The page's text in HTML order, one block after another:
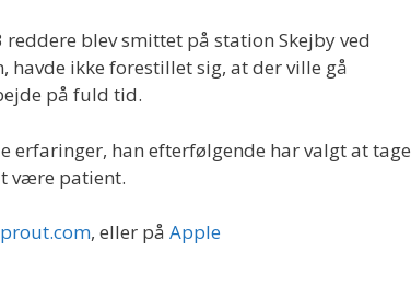
blev smittet på station Skejby ved
havde ikke forestillet sig, at der ville gå
på fuld tid.
erfaringer, han efterfølgende har valgt at tage
være patient.
, eller på Apple